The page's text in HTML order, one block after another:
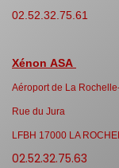
02.52.32.75.61
Xénon ASA
Aéroport de La
Rue du Jura
LFBH 17000 LA
02.52.32.75.63